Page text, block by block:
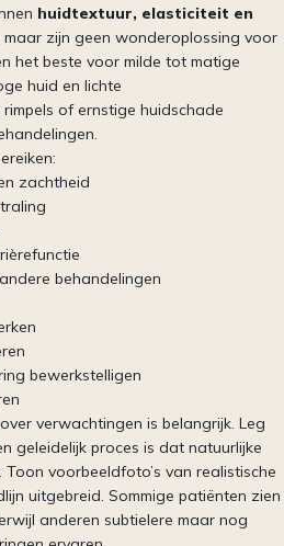
huidtextuur, elasticiteit en
maar zijn geen wonderoplossing voor
het beste voor milde tot matige
huid en lichte
of ernstige huidschade
zachtheid
behandelingen
bewerkstelligen
verwachtingen is belangrijk. Leg
geleidelijk proces is dat natuurlijke
voorbeeldfoto’s van realistische
uitgebreid. Sommige patiënten zien
anderen subtielere maar nog